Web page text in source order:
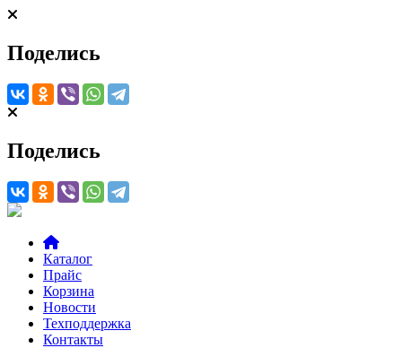
Поделись
Поделись
Каталог
Прайс
Корзина
Новости
Техподдержка
Контакты